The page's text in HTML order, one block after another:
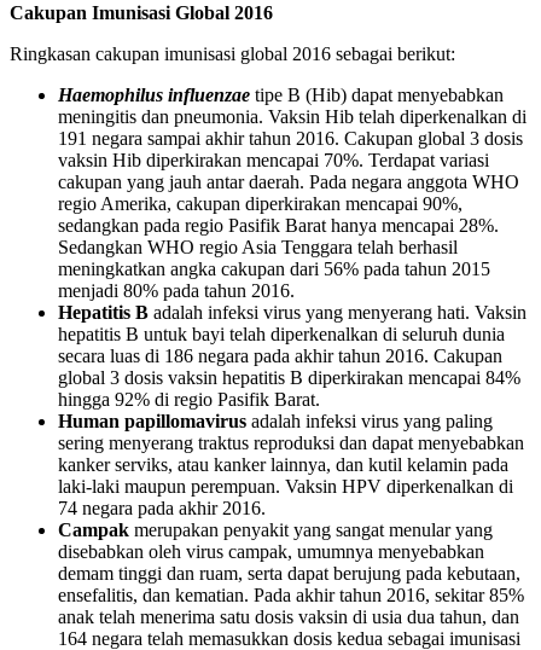
Cakupan Imunisasi Global 2016
Ringkasan cakupan imunisasi global 2016 sebagai berikut:
Haemophilus influenzae tipe B (Hib) dapat menyebabkan
meningitis dan pneumonia. Vaksin Hib telah diperkenalkan di
191 negara sampai akhir tahun 2016. Cakupan global 3 dosis
vaksin Hib diperkirakan mencapai 70%. Terdapat variasi
cakupan yang jauh antar daerah. Pada negara anggota WHO
regio Amerika, cakupan diperkirakan mencapai 90%,
sedangkan pada regio Pasifik Barat hanya mencapai 28%.
Sedangkan WHO regio Asia Tenggara telah berhasil
meningkatkan angka cakupan dari 56% pada tahun 2015
menjadi 80% pada tahun 2016.
Hepatitis B adalah infeksi virus yang menyerang hati. Vaksin
hepatitis B untuk bayi telah diperkenalkan di seluruh dunia
secara luas di 186 negara pada akhir tahun 2016. Cakupan
global 3 dosis vaksin hepatitis B diperkirakan mencapai 84%
hingga 92% di regio Pasifik Barat.
Human papillomavirus adalah infeksi virus yang paling
sering menyerang traktus reproduksi dan dapat menyebabkan
kanker serviks, atau kanker lainnya, dan kutil kelamin pada
laki-laki maupun perempuan. Vaksin HPV diperkenalkan di
74 negara pada akhir 2016.
Campak merupakan penyakit yang sangat menular yang
disebabkan oleh virus campak, umumnya menyebabkan
demam tinggi dan ruam, serta dapat berujung pada kebutaan,
ensefalitis, dan kematian. Pada akhir tahun 2016, sekitar 85%
anak telah menerima satu dosis vaksin di usia dua tahun, dan
164 negara telah memasukkan dosis kedua sebagai imunisasi